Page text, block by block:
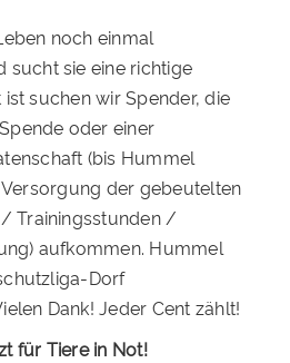
noch einmal
sucht sie eine richtige
ist suchen wir Spender, die
oder einer
(bis Hummel
der gebeutelten
Trainingsstunden /
aufkommen. Hummel
Dorf
Dank! Jeder Cent zählt!
für Tiere in Not!